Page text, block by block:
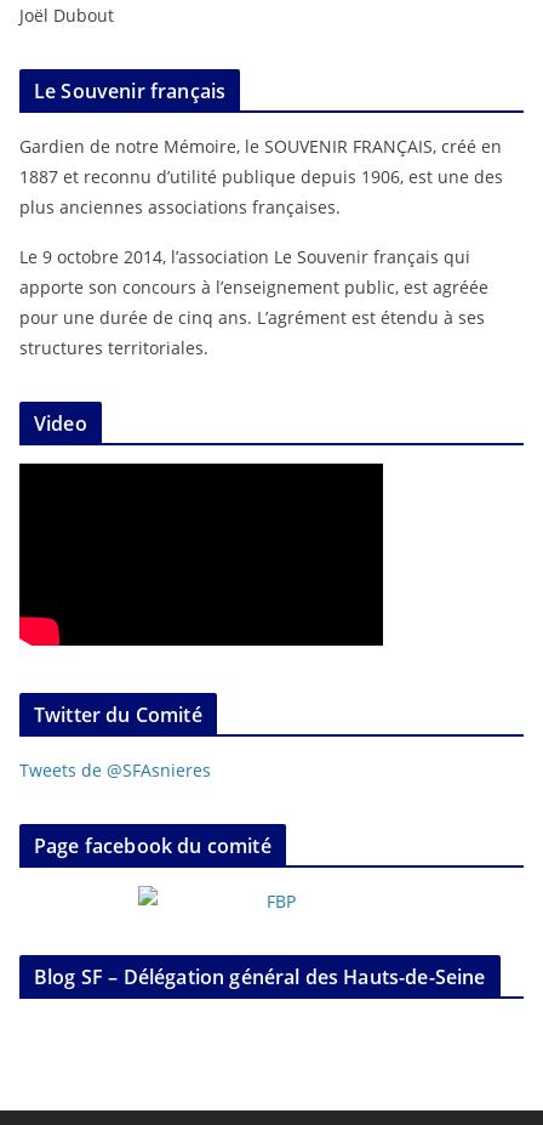
Joël Dubout
Le Souvenir français
Gardien de notre Mémoire, le SOUVENIR FRANÇAIS, créé en
1887 et reconnu d’utilité publique depuis 1906, est une des
plus anciennes associations françaises.
Le 9 octobre 2014, l’association Le Souvenir français qui
apporte son concours à l’enseignement public, est agréée
pour une durée de cinq ans. L’agrément est étendu à ses
structures territoriales.
Video
Twitter du Comité
Tweets de @SFAsnieres
Page facebook du comité
Blog SF – Délégation général des Hauts-de-Seine